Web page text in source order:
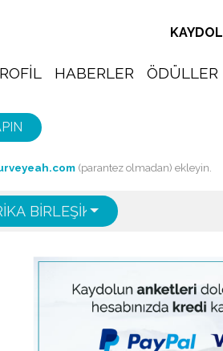
KAYDOL
HABERLER ÖDÜLLER
(parantez olmadan) ekleyin.
BIRLEŞIK DEVLETLERI